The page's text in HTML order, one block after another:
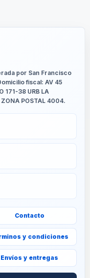
por San Francisco
fiscal: AV 45
171-38 URB LA
ZONA POSTAL 4004.
Contacto
y condiciones
Envíos y entregas